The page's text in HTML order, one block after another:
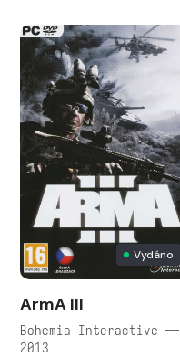
Vydáno
ArmA III
Bohemia Interactive —
2013